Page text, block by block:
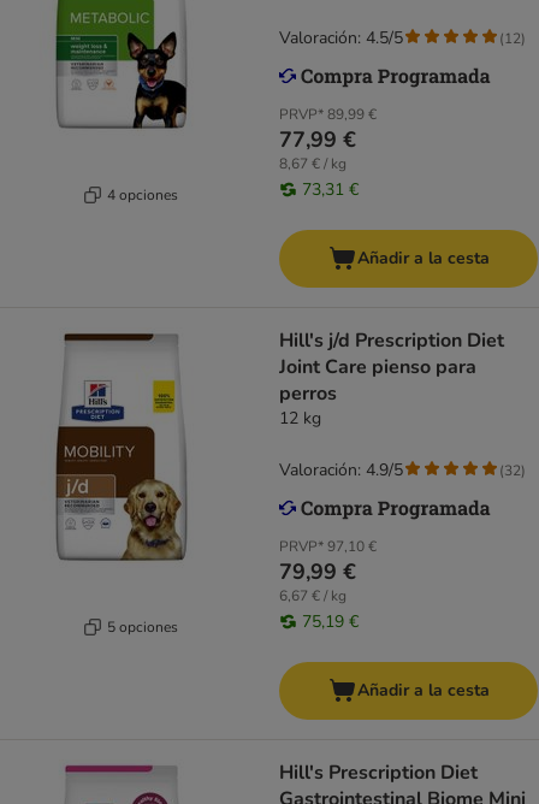
4 opciones
PRVP*89,99 €
77,99 €
8,67 € / kg
73,31 €
Valoración: 4.5/5 (12)
Añadir a la cesta
5 opciones
Hill's j/d Prescription Diet
Joint Care pienso para
perros
12 kg
PRVP*97,10 €
79,99 €
6,67 € / kg
75,19 €
Valoración: 4.9/5 (32)
Añadir a la cesta
Hill's Prescription Diet